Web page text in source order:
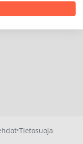
·Tietosuoja